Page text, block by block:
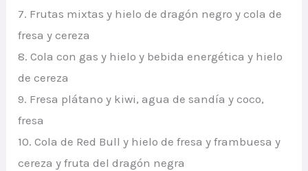
7. Frutas mixtas y hielo de dragón negro y cola de
fresa y cereza
8. Cola con gas y hielo y bebida energética y hielo
de cereza
9. Fresa plátano y kiwi, agua de sandía y coco,
fresa
10. Cola de Red Bull y hielo de fresa y frambuesa y
cereza y fruta del dragón negra